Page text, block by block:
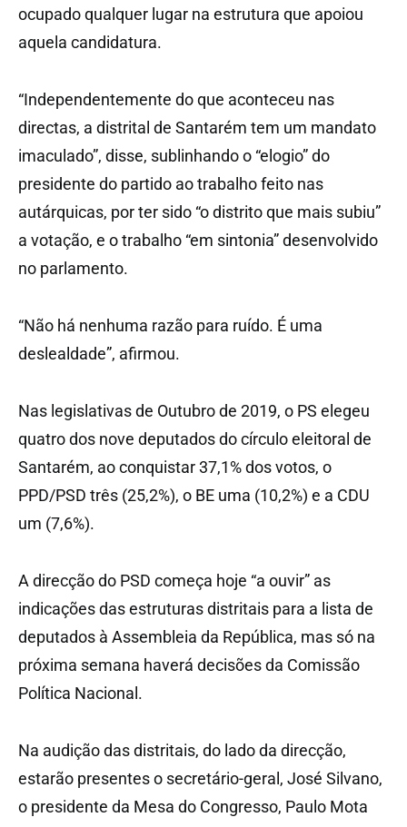
ocupado qualquer lugar na estrutura que apoiou
aquela candidatura.
“Independentemente do que aconteceu nas
directas, a distrital de Santarém tem um mandato
imaculado”, disse, sublinhando o “elogio” do
presidente do partido ao trabalho feito nas
autárquicas, por ter sido “o distrito que mais subiu”
a votação, e o trabalho “em sintonia” desenvolvido
no parlamento.
“Não há nenhuma razão para ruído. É uma
deslealdade”, afirmou.
Nas legislativas de Outubro de 2019, o PS elegeu
quatro dos nove deputados do círculo eleitoral de
Santarém, ao conquistar 37,1% dos votos, o
PPD/PSD três (25,2%), o BE uma (10,2%) e a CDU
um (7,6%).
A direcção do PSD começa hoje “a ouvir” as
indicações das estruturas distritais para a lista de
deputados à Assembleia da República, mas só na
próxima semana haverá decisões da Comissão
Política Nacional.
Na audição das distritais, do lado da direcção,
estarão presentes o secretário-geral, José Silvano,
o presidente da Mesa do Congresso, Paulo Mota